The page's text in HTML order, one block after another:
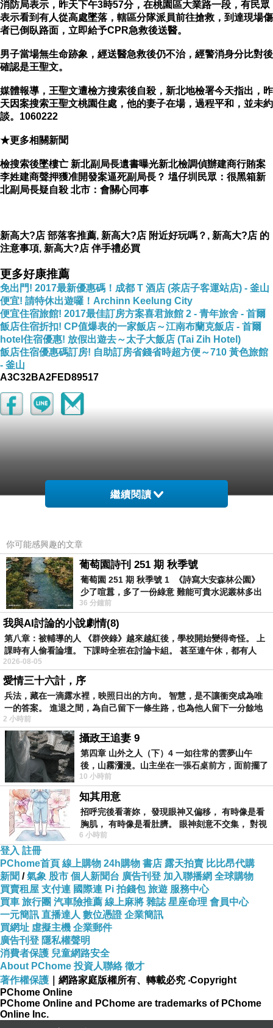
消防局表示，昨天下午3時57分，在桃園區大業路一段，有民眾
表示看到有人從高處墜落，轄區分隊派員前往搶救，到達現場傷
者已倒臥路面，立即給予CPR急救後送醫。
男子當場無生命跡象，經送醫急救後仍不治，經警消身分比對後
確認是王聖文。
媒體報導，王聖文遭檢方搜索後自殺，新北地檢署今天指出，昨
天因案搜索王聖文桃園住處，他的妻子在場，過程平和，並未約
談。1060222
★更多相關新聞
檢搜索後墜樓亡 新北副局長遺書曝光新北檢調偵辦建商行賄案
李姓建商聲押獲准開發案逼死副局長？ 塭仔圳民眾：很黑箱新
北副局長疑自殺 北市：會關心同事
新高大?店 部落客推薦, 新高大?店 附近好玩嗎？, 新高大?店 的
注意事項, 新高大?店 伴手禮必買
更多好康推薦
免出門! 2017最新優惠碼！成都 T 酒店 (茶店子客運站店) - 釜山
便宜! 請特休出遊囉！Archinn Keelung City
便宜住宿旅館! 2017最佳訂房方案喜君旅館 2 - 青年旅舍 - 首爾
飯店住宿折扣! CP值爆表的一家飯店～江南布蘭克飯店 - 首爾
hotel住宿優惠! 放假出遊去～太子大飯店 (Tai Zih Hotel)
飯店住宿優惠碼訂房! 自助訂房省錢省時超方便～710 黃色旅館
- 釜山
A3C32BA2FED89517
繼續閱讀
你可能感興趣的文章
葡萄園詩刊 251 期 秋季號
葡萄園 251 期 秋季號 1 《詩寫大安森林公園》
少了喧囂，多了一份綠意 難能可貴水泥叢林多出
一
36 分鐘前
我與AI討論的小說劇情(8)
第八章：被輔導的人 《群俠錄》越來越紅後，學校開始變得奇怪。 上
課時有人偷看論壇。 下課時全班在討論卡組。 甚至連午休，都有人
2026-08-05
愛情三十六計，序
兵法，藏在一滴露水裡，映照日出的方向。 智慧，是不讓衝突成為唯
一的答案。 進退之間，為自己留下一條生路，也為他人留下一分餘地
2 小時前
攝政王追妻 9
第四章 山外之人（下）4 一如往常的雲夢山午
後，山霧瀰漫。山主坐在一張石桌前方，面前擺了
一盤未下完的棋盤，還有一壺茶與兩只冒
10 小時前
知其用意
招呼完後看著妳， 發現眼神又偏移， 有時像是看
胸肌， 有時像是看肚臍。 眼神刻意不交集， 對視
視線不對齊， 讓我很難不
6 小時前
登入 註冊
PChome首頁 線上購物 24h購物 書店 露天拍賣 比比昂代購
新聞 /氣象 股市 個人新聞台 廣告刊登 加入聯播網 全球購物
買賣租屋 支付連 國際連 Pi 拍錢包 旅遊 服務中心
買車 旅行團 汽車險推薦 線上麻將 雜誌 星座命理 會員中心
一元簡訊 直播達人 數位憑證 企業簡訊
買網址 虛擬主機 企業郵件
廣告刊登 隱私權聲明
消費者保護 兒童網路安全
About PChome 投資人聯絡 徵才
著作權保護 ｜網路家庭版權所有、轉載必究 ‧Copyright
PChome Online
PChome Online and PChome are trademarks of PChome
Online Inc.